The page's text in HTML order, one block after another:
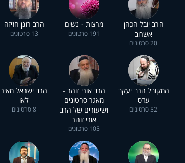
הרב יובל הכהן
אשרוב
20 סרטונים
מרצות - נשים
191 סרטונים
הרב רונן חזיזה
13 סרטונים
המקובל הרב יעקב
עדס
52 סרטונים
הרב אורי זוהר -
מאגר סרטונים
ושיעורים של הרב
אורי זוהר
105 סרטונים
הרב ישראל מאיר
לאו
8 סרטונים